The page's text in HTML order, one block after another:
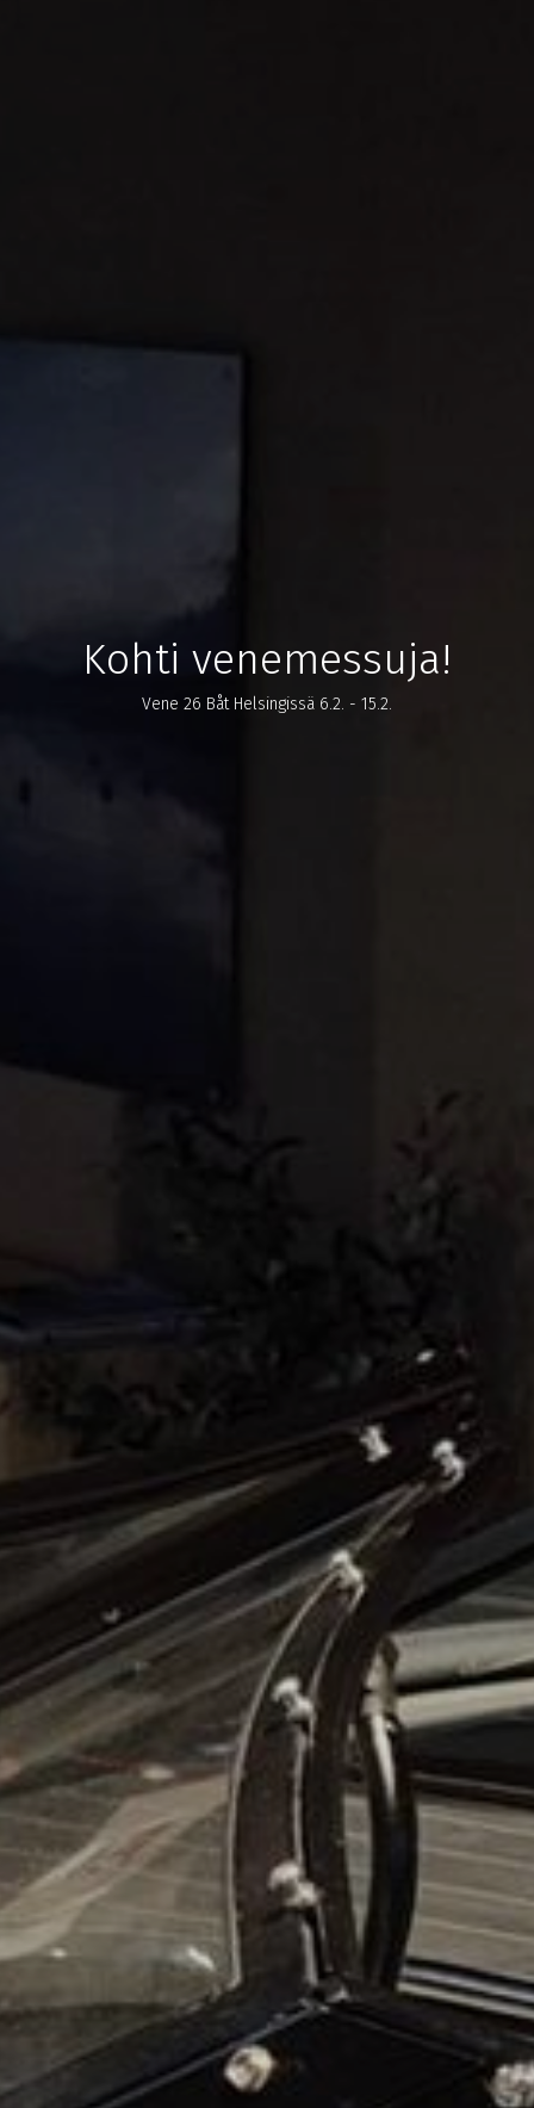
Kohti venemessuja!
Vene 26 Båt Helsingissä 6.2. - 15.2.